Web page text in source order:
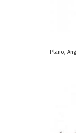
Plano,